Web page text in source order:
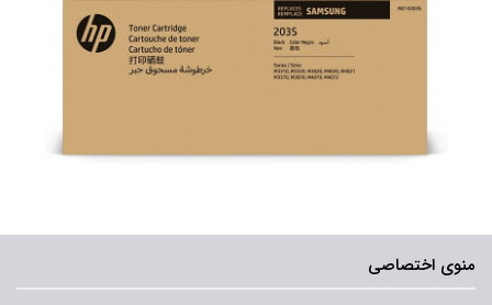
منوی اختصاصی